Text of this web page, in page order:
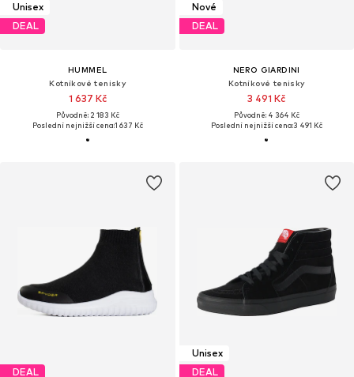
Unisex
DEAL
HUMMEL
Kotníkové tenisky
1 637 Kč
Původně: 2 183 Kč
Poslední nejnižší cena:1 637 Kč
Nové
DEAL
NERO GIARDINI
Kotníkové tenisky
3 491 Kč
Původně: 4 364 Kč
Poslední nejnižší cena:3 491 Kč
DEAL
Unisex
DEAL